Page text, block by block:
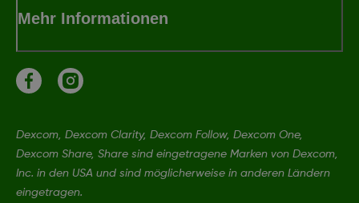
Mehr Informationen
Dexcom, Dexcom Clarity, Dexcom Follow, Dexcom One,
Dexcom Share, Share sind eingetragene Marken von Dexcom,
Inc. in den USA und sind möglicherweise in anderen Ländern
eingetragen.